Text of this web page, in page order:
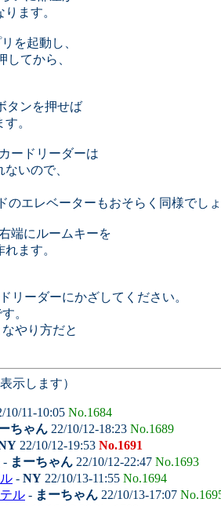
ます。
を起動し、
してから、
タンを押せば
。
ードリーダーは
いので、
のエレベーターもおそらく同様でしょ
端にルームキーを
ます。
リーダーにかざしてください。
。
やり方だと
示します）
10/11-10:05 No.1684
ちゃん 22/10/12-18:23 No.1689
22/10/12-19:53 No.1691
- まーちゃん 22/10/12-22:47 No.1693
- NY 22/10/13-11:55 No.1694
ル - まーちゃん 22/10/13-17:07